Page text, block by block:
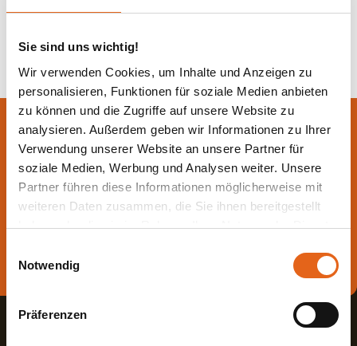
Sie sind uns wichtig!
Wir verwenden Cookies, um Inhalte und Anzeigen zu
personalisieren, Funktionen für soziale Medien anbieten
zu können und die Zugriffe auf unsere Website zu
analysieren. Außerdem geben wir Informationen zu Ihrer
Verwendung unserer Website an unsere Partner für
soziale Medien, Werbung und Analysen weiter. Unsere
Partner führen diese Informationen möglicherweise mit
weiteren Daten zusammen, die Sie ihnen bereitgestellt
haben oder die sie im Rahmen Ihrer Nutzung der Dienste
Bitte beachten Sie, dass einige der Partner auch Daten in
Drittländer übermitteln können, in denen möglicherweise
ein anderes Datenschutzniveau besteht als in der EU.
Notwendig
Präferenzen
Zurück zur Übersicht
Lassen Sie sich jetzt
beraten.
Die beste Beratung ist die persönliche - von einem Haas
Direkt Termin vereinbaren